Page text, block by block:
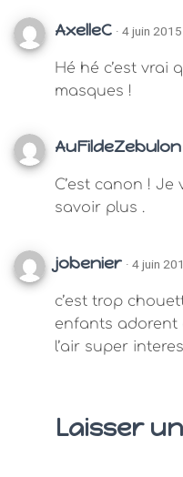
AxelleC · 4 juin
Hé hé c’est vrai
masques !
AuFildeZebulon
C’est canon !
savoir plus .
jobenier · 4 juin
c’est trop
enfants adorent
l’air super
Laisser